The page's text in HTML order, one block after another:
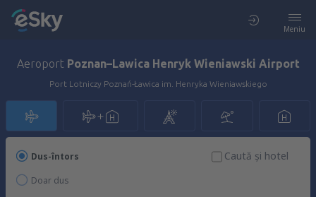
Meniu
Aeroport Poznan–Lawica Henryk Wieniawski Airport
Port Lotniczy Poznań-Ławica im. Henryka Wieniawskiego
Dus-întors
Doar dus
Caută şi hotel